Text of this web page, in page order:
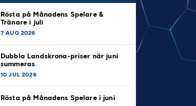
Rösta på Månadens Spelare &
Tränare i juli
7 AUG 2026
Dubbla Landskrona-priser när juni
summeras
10 JUL 2026
Rösta på Månadens Spelare i juni